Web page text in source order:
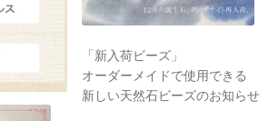
「新入荷ビーズ」
オーダーメイドで使用できる
新しい天然石ビーズのお知らせ